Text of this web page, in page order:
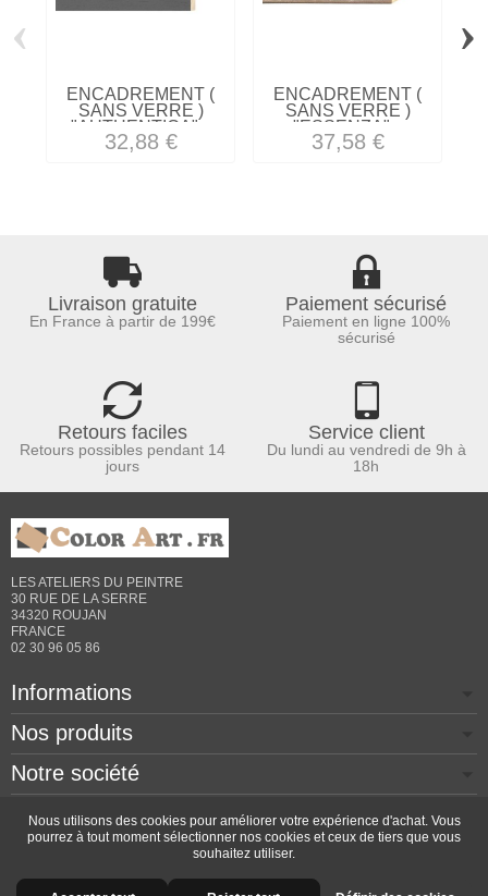
ENCADREMENT (
SANS VERRE )
"AUTHENTICA"...
32,88 €
ENCADREMENT (
SANS VERRE )
"ESSENZA"...
37,58 €
‹ ›
Livraison gratuite
En France à partir de 199€
Paiement sécurisé
Paiement en ligne 100%
sécurisé
Retours faciles
Retours possibles pendant 14
jours
Service client
Du lundi au vendredi de 9h à
18h
LES ATELIERS DU PEINTRE
30 RUE DE LA SERRE
34320 ROUJAN
FRANCE
02 30 96 05 86
Informations
Nos produits
Notre société
Contactez-nous
Copyright © 2026 - Design by Prestacrea - Ecommerce
Nous utilisons des cookies pour améliorer votre expérience d'achat. Vous
pourrez à tout moment sélectionner nos cookies et ceux de tiers que vous
souhaitez utiliser.